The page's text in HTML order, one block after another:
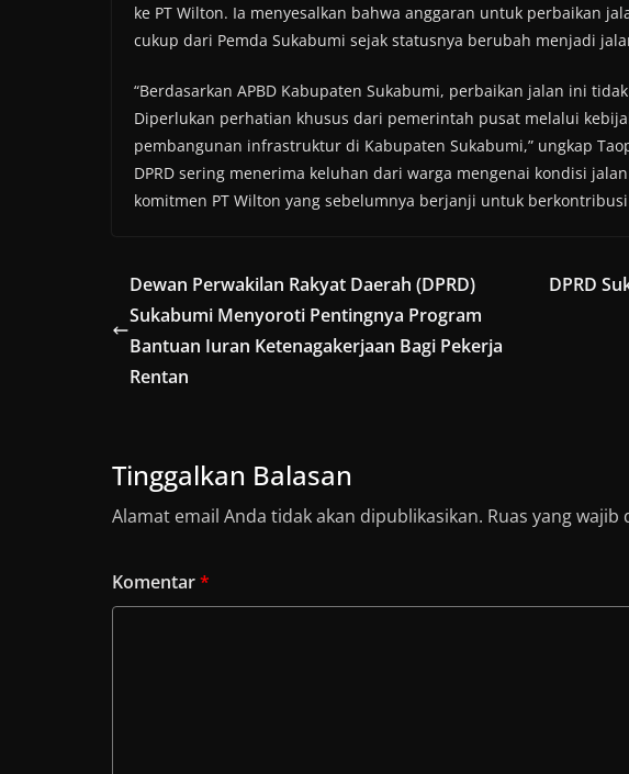
ke PT Wilton. Ia menyesalkan bahwa anggaran untuk perbaikan
cukup dari Pemda Sukabumi sejak statusnya berubah menjadi
“Berdasarkan APBD Kabupaten Sukabumi, perbaikan jalan ini
Diperlukan perhatian khusus dari pemerintah pusat melalui
pembangunan infrastruktur di Kabupaten Sukabumi,” ungkap
DPRD sering menerima keluhan dari warga mengenai kondisi
komitmen PT Wilton yang sebelumnya berjanji untuk
Dewan Perwakilan Rakyat Daerah (DPRD)
Sukabumi Menyoroti Pentingnya Program
Bantuan Iuran Ketenagakerjaan Bagi Pekerja
Rentan
DPRD
Tinggalkan Balasan
Alamat email Anda tidak akan dipublikasikan. Ruas yang wajib
Komentar*